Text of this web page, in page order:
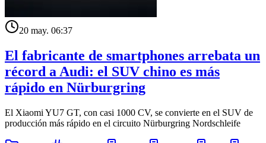
20 may. 06:37
El fabricante de smartphones arrebata un
récord a Audi: el SUV chino es más
rápido en Nürburgring
El Xiaomi YU7 GT, con casi 1000 CV, se convierte en el SUV de
producción más rápido en el circuito Nürburgring Nordschleife